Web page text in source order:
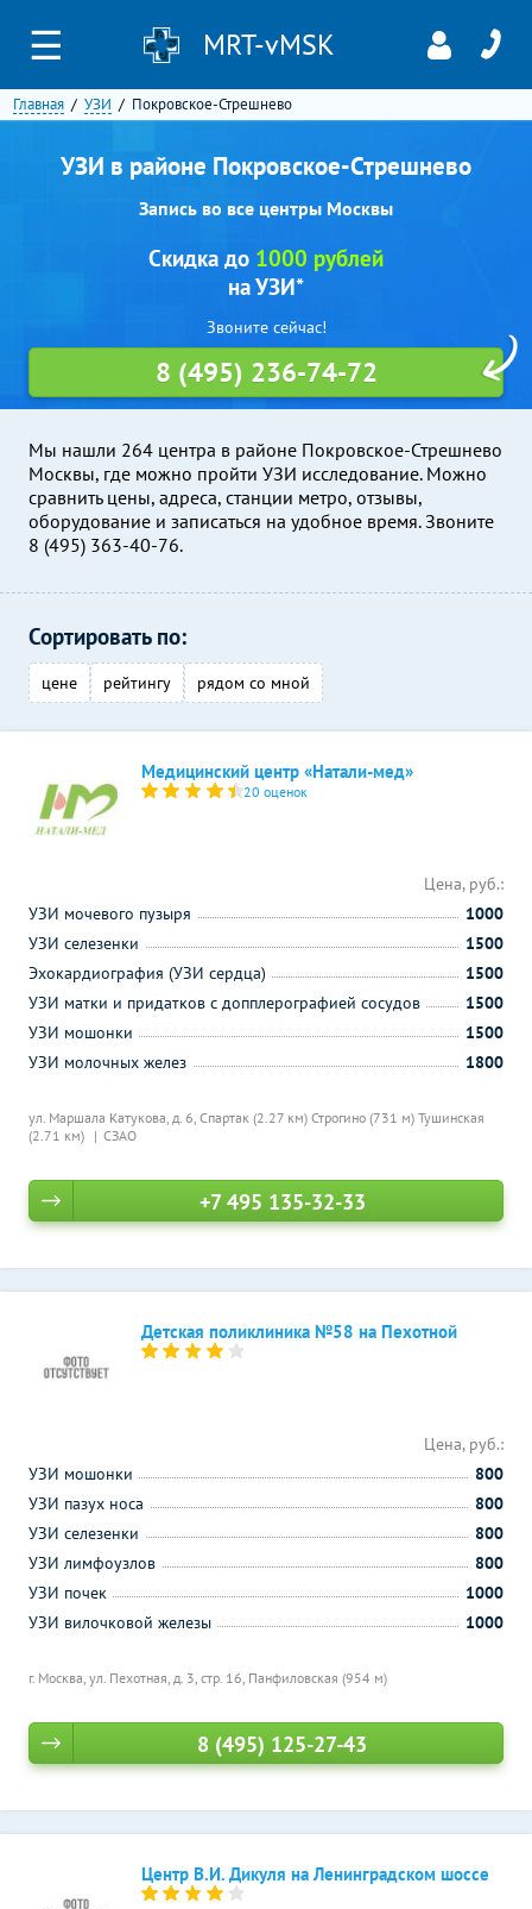
☰ MRT-vMSK
Главная УЗИ Покровское-Стрешнево
УЗИ в районе Покровское-Стрешнево
Запись во все центры Москвы
Мы нашли 264 центра в районе Покровское-Стрешнево
Москвы, где можно пройти УЗИ исследование. Можно
сравнить цены, адреса, станции метро, отзывы,
оборудование и записаться на удобное время. Звоните
8 (495) 363-40-76.
Скидка до 1000 рублей
на УЗИ*
Звоните сейчас!
8 (495) 236-74-72
Сортировать по:
цене рейтингу рядом со мной
Медицинский центр «Натали-мед»
20 оценок
ул. Маршала Катукова, д. 6, Спартак (2.27 км) Строгино (731 м) Тушинская
(2.71 км)
СЗАО
Цена, руб.:
УЗИ мочевого пузыря
1000
УЗИ селезенки
1500
Эхокардиография (УЗИ сердца)
1500
УЗИ матки и придатков с допплерографией сосудов
1500
УЗИ мошонки
1500
УЗИ молочных желез
1800
+7 495 135-32-33
Детская поликлиника №58 на Пехотной
г. Москва, ул. Пехотная, д. 3, стр. 16, Панфиловская (954 м)
Цена, руб.:
УЗИ мошонки
800
УЗИ пазух носа
800
УЗИ селезенки
800
УЗИ лимфоузлов
800
УЗИ почек
1000
УЗИ вилочковой железы
1000
8 (495) 125-27-43
Центр В.И. Дикуля на Ленинградском шоссе